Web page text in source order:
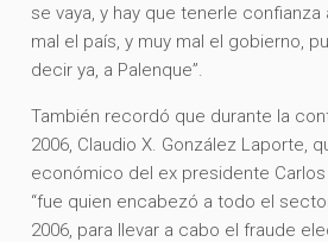
se vaya, y hay que tenerle
mal el país, y muy mal el gobierno,
decir ya, a Palenque”.
También recordó que durante la
2006, Claudio X. González Laporte,
económico del ex presidente Carlos
“fue quien encabezó a todo el
2006, para llevar a cabo el fraude